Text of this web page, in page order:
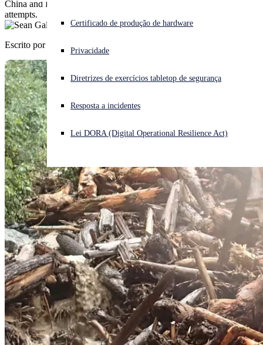
Enfrentando um ataque cibernético? Obtenha ajuda imediata
Open search
Português (Brasil) Open language switcher
Certificado de produção de hardware
Privacidade
Diretrizes de exercícios tabletop de segurança
Resposta a incidentes
Lei DORA (Digital Operational Resilience Act)
China and Russia, Kinsing miner botnet dominate sources of exploit
attempts.
Escrito por